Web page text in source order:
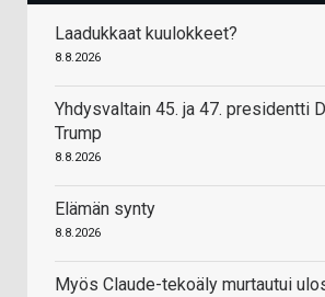
Laadukkaat kuulokkeet?
8.8.2026
Yhdysvaltain 45. ja 47. presidentti
Trump
8.8.2026
Elämän synty
8.8.2026
Myös Claude-tekoäly murtautui